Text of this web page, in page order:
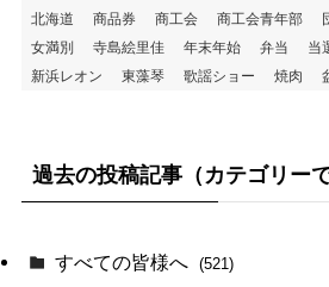
北海道
商品券 商工会 商工会青年部
女満別
寺島絵里佳 年末年始 弁当 当
新浜レオン
東藻琴 歌謡ショー 焼肉
過去の投稿記事（カテゴリーで
すべての皆様へ (521)